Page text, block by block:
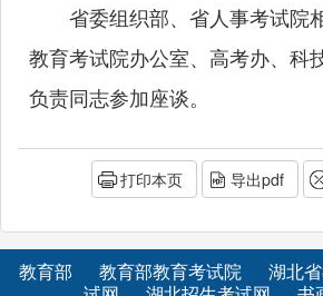
省委组织部、省人事考试院
教育考试院办公室、高考办、科
负责同志参加座谈。
打印本页 导出pdf
教育部 教育部教育考试院 湖北